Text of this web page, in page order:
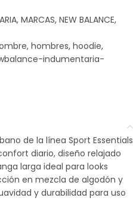
, MARCAS, NEW BALANCE,
, hombres, hoodie,
indumentaria-
de la línea Sport Essentials
diario, diseño relajado
larga ideal para looks
en mezcla de algodón y
y durabilidad para uso